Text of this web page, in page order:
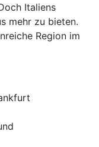
Italiens
mehr zu bieten.
Region im